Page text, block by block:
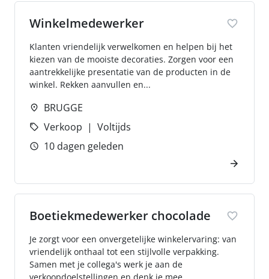
Winkelmedewerker
Klanten vriendelijk verwelkomen en helpen bij het
kiezen van de mooiste decoraties. Zorgen voor een
aantrekkelijke presentatie van de producten in de
winkel. Rekken aanvullen en...
BRUGGE
Verkoop
Voltijds
10 dagen geleden
Boetiekmedewerker chocolade
Je zorgt voor een onvergetelijke winkelervaring: van
vriendelijk onthaal tot een stijlvolle verpakking.
Samen met je collega's werk je aan de